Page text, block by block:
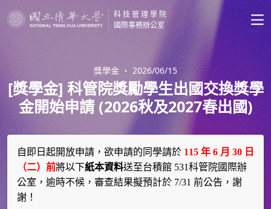
科技管理學院
國際事務辦公室
獎學金 ・ 2026/06/15
[獎學金] 科管院獎勵學生出國交換獎學
金開始申請 (2026秋及2027春出國)
自即日起開放申請，欲申請的同學請於 115 年 6 月 30 日
（二）前將以下紙本資料送至台積館 531科管院國際辦
公室，逾時不候，審查結果擬預計於 7/31 前公告，謝
謝！